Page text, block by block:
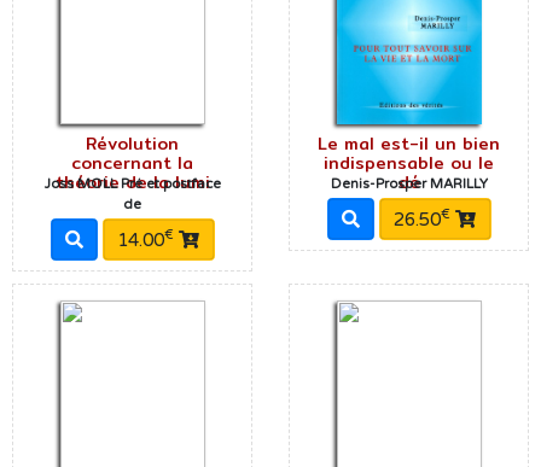
Révolution
concernant la
théorie de la lumi
Joss MOLL Pré et postface
de
14.00€
Le mal est-il un bien
indispensable ou le
dé
Denis-Prosper MARILLY
26.50€